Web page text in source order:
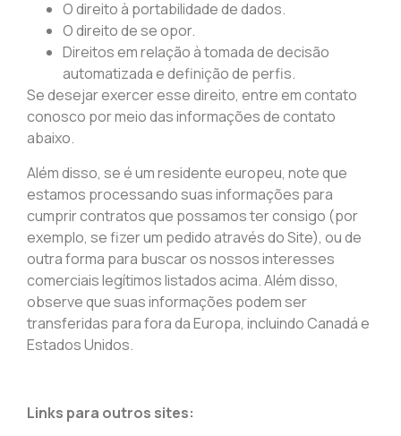
O direito à portabilidade de dados.
O direito de se opor.
Direitos em relação à tomada de decisão
automatizada e definição de perfis.
Se desejar exercer esse direito, entre em contato
conosco por meio das informações de contato
abaixo.
Além disso, se é um residente europeu, note que
estamos processando suas informações para
cumprir contratos que possamos ter consigo (por
exemplo, se fizer um pedido através do Site), ou de
outra forma para buscar os nossos interesses
comerciais legítimos listados acima. Além disso,
observe que suas informações podem ser
transferidas para fora da Europa, incluindo Canadá e
Estados Unidos.
Links para outros sites: